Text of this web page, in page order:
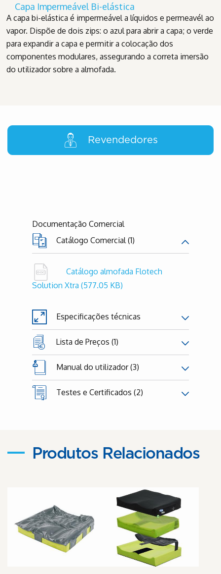
Capa Impermeável Bi-elástica
A capa bi-elástica é impermeável a líquidos e permeavél ao
vapor. Dispõe de dois zips: o azul para abrir a capa; o verde
para expandir a capa e permitir a colocação dos
componentes modulares, assegurando a correta imersão
do utilizador sobre a almofada.
Revendedores
Documentação Comercial
Catálogo Comercial (1)
Catálogo almofada Flotech
Solution Xtra (577.05 KB)
Especificações técnicas
Lista de Preços (1)
Manual do utilizador (3)
Testes e Certificados (2)
Produtos Relacionados